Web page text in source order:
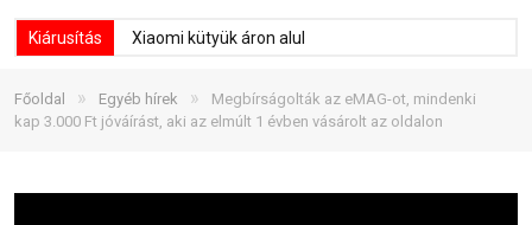
Kiárusítás Xiaomi kütyük áron alul
Főoldal » Egyéb hírek »
Megbírságolták az eMAG-ot, mindenki
kap 3.000 Ft jóváírást, aki az elmúlt 1 évben vásárolt az oldalon